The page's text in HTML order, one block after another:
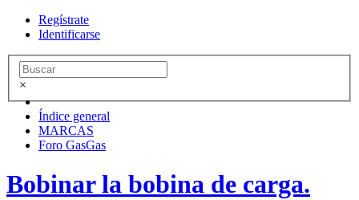
Regístrate
Identificarse
×
Índice general
MARCAS
Foro GasGas
Bobinar la bobina de carga.